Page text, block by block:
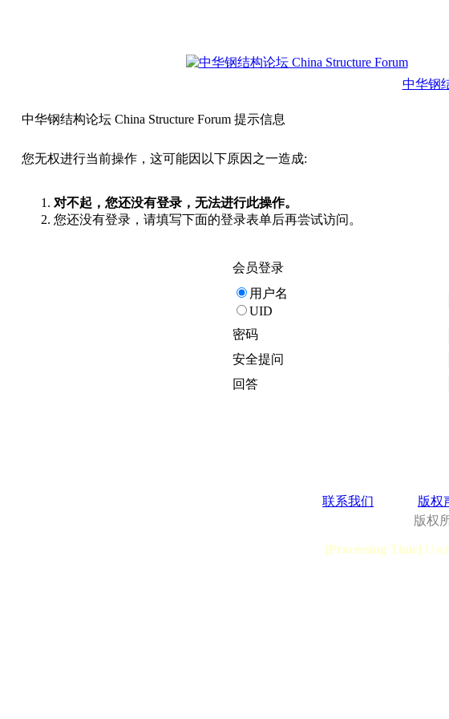
中华钢
中华钢结构论坛 China Structure Forum 提示信息
您无权进行当前操作，这可能因以下原因之一造成:
对不起，您还没有登录，无法进行此操作。
您还没有登录，请填写下面的登录表单后再尝试访问。
会员登录
用户名
UID
密码
安全提问
回答
联系我们 版权
版权
[Processing Time]